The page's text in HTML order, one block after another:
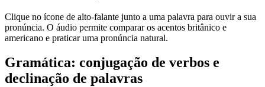
Clique no ícone de alto-falante junto a uma palavra para ouvir a sua
pronúncia. O áudio permite comparar os acentos britânico e
americano e praticar uma pronúncia natural.
Gramática: conjugação de verbos e
declinação de palavras